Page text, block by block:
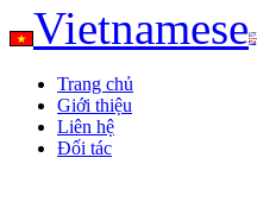
Vietnamese
Trang chủ
Giới thiệu
Liên hệ
Đối tác